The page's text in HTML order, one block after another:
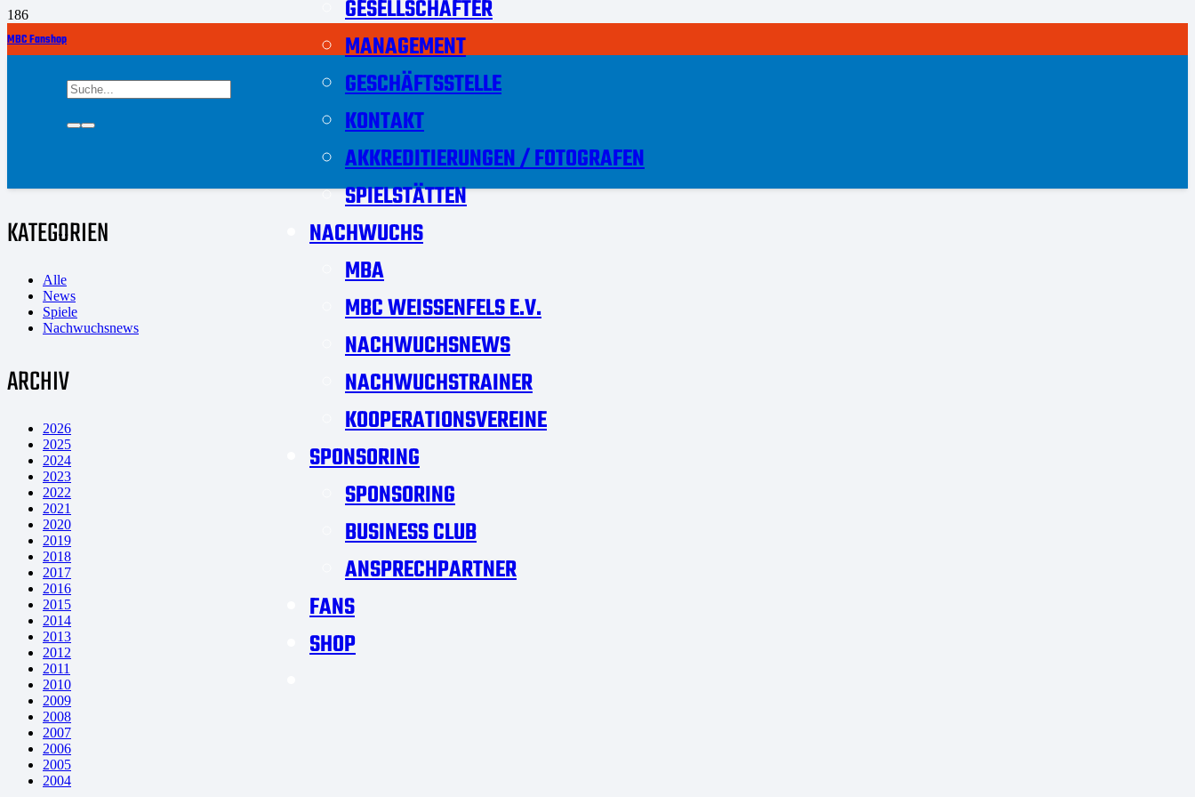
MBC Fanshop
GESELLSCHAFTER
MANAGEMENT
GESCHÄFTSSTELLE
KONTAKT
AKKREDITIERUNGEN / FOTOGRAFEN
SPIELSTÄTTEN
NACHWUCHS
MBA
MBC WEISSENFELS E.V.
NACHWUCHSNEWS
NACHWUCHSTRAINER
KOOPERATIONSVEREINE
SPONSORING
SPONSORING
BUSINESS CLUB
ANSPRECHPARTNER
FANS
SHOP
KATEGORIEN
Alle
News
Spiele
Nachwuchsnews
ARCHIV
2026
2025
2024
2023
2022
2021
2020
2019
2018
2017
2016
2015
2014
2013
2012
2011
2010
2009
2008
2007
2006
2005
2004